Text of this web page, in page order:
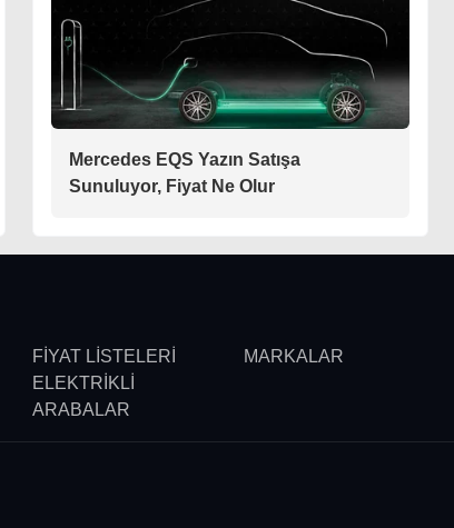
Mercedes EQS Yazın Satışa
Sunuluyor, Fiyat Ne Olur
FİYAT LİSTELERİ
ELEKTRİKLİ
ARABALAR
MARKALAR